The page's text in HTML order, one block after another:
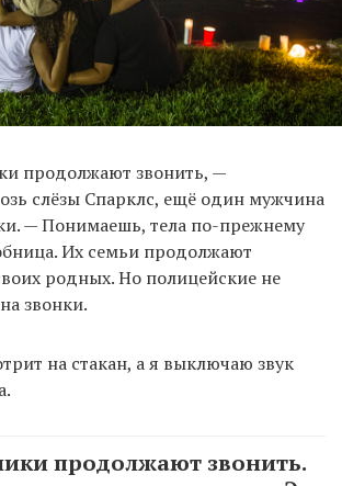
продолжают звонить, —
слёзы Спарклс, ещё один мужчина
— Понимаешь, тела по-прежнему
Их семьи продолжают
родных. Но полицейские не
звонки.
на стакан, а я выключаю звук
продолжают звонить.